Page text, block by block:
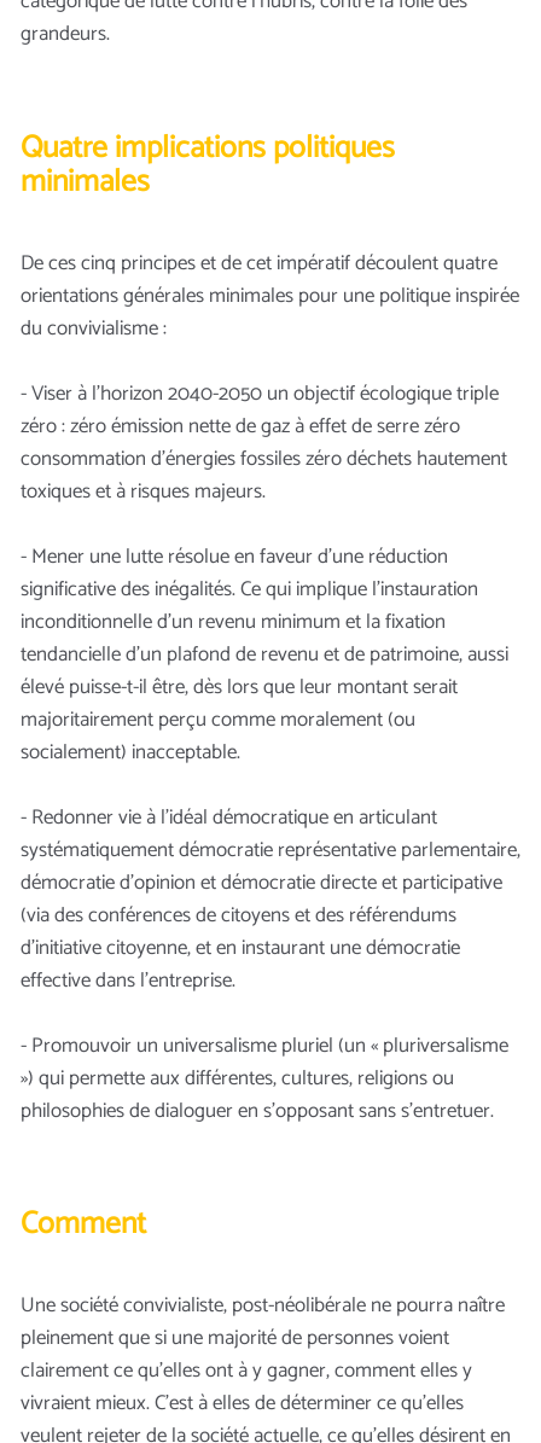
grandeurs.
Quatre implications politiques
minimales
De ces cinq principes et de cet impératif découlent quatre
orientations générales minimales pour une politique inspirée
du convivialisme :
- Viser à l’horizon 2040-2050 un objectif écologique triple
zéro : zéro émission nette de gaz à effet de serre zéro
consommation d’énergies fossiles zéro déchets hautement
toxiques et à risques majeurs.
- Mener une lutte résolue en faveur d’une réduction
significative des inégalités. Ce qui implique l’instauration
inconditionnelle d’un revenu minimum et la fixation
tendancielle d’un plafond de revenu et de patrimoine, aussi
élevé puisse-t-il être, dès lors que leur montant serait
majoritairement perçu comme moralement (ou
socialement) inacceptable.
- Redonner vie à l’idéal démocratique en articulant
systématiquement démocratie représentative parlementaire,
démocratie d’opinion et démocratie directe et participative
(via des conférences de citoyens et des référendums
d’initiative citoyenne, et en instaurant une démocratie
effective dans l’entreprise.
- Promouvoir un universalisme pluriel (un « pluriversalisme
») qui permette aux différentes, cultures, religions ou
philosophies de dialoguer en s’opposant sans s’entretuer.
Comment
Une société convivialiste, post-néolibérale ne pourra naître
pleinement que si une majorité de personnes voient
clairement ce qu’elles ont à y gagner, comment elles y
vivraient mieux. C’est à elles de déterminer ce qu’elles
veulent rejeter de la société actuelle, ce qu’elles désirent en